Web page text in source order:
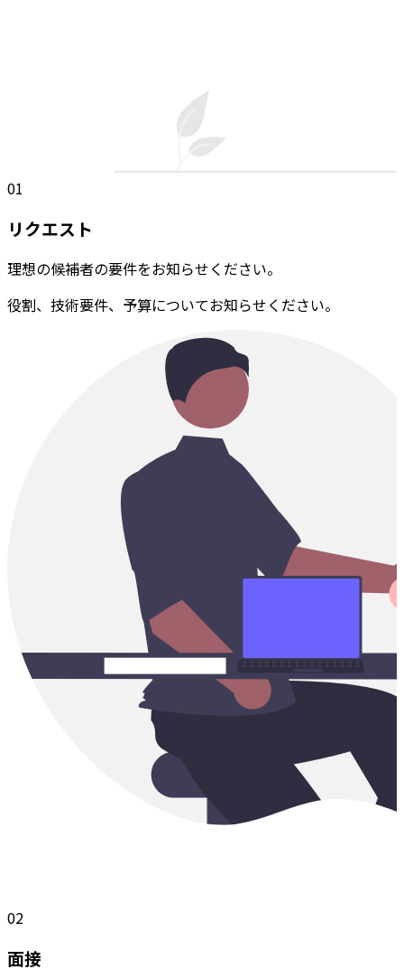
01
リクエスト
理想の候補者の要件をお知らせください。
役割、技術要件、予算についてお知らせください。
02
面接